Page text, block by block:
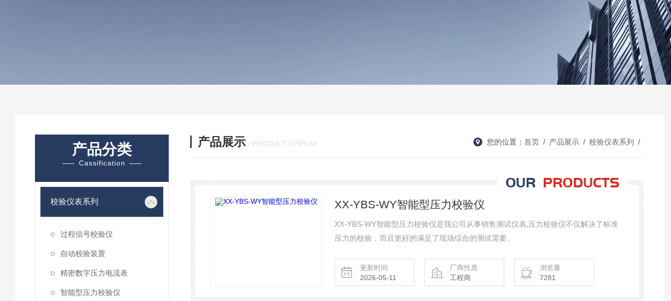
产品分类
Cassification
校验仪表系列
过程信号校验仪
自动校验装置
精密数字压力电流表
智能型压力校验仪
产品展示 / PRODUCT DISPLAY 您的位置： 首页 / 产品展示 / 校验仪表系列 /
XX-YBS-WY智能型压力校验仪
XX-YBS-WY智能型压力校验仪是我公司从事销售测试仪表,压力校验仪不仅解决了标准
压力的校验，而且更好的满足了现场综合的测试需要。
更新时间
2026-05-11
厂商性质
工程商
浏览量
7281